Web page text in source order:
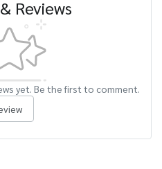
Reviews
yet. Be the first to comment.